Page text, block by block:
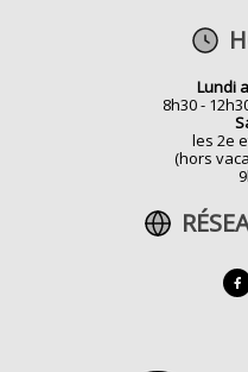
Lundi
8h30 -
les 2e
(hors